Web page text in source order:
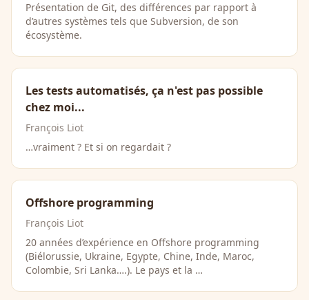
Présentation de Git, des différences par rapport à
d’autres systèmes tels que Subversion, de son
écosystème.
Les tests automatisés, ça n'est pas possible
chez moi...
François Liot
…vraiment ? Et si on regardait ?
Offshore programming
François Liot
20 années d’expérience en Offshore programming
(Biélorussie, Ukraine, Egypte, Chine, Inde, Maroc,
Colombie, Sri Lanka….). Le pays et la …